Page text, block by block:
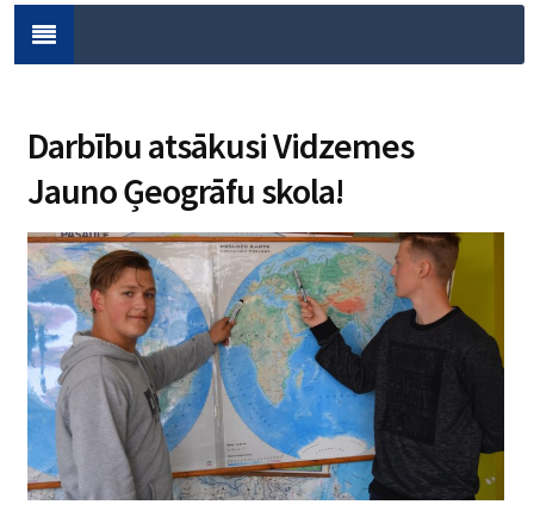
Darbību atsākusi Vidzemes
Jauno Ģeogrāfu skola!